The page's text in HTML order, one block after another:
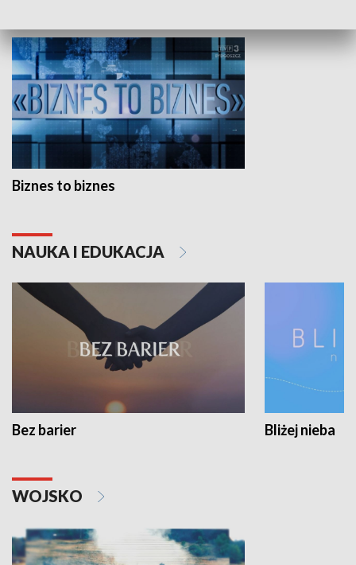
Biznes to biznes
NAUKA I EDUKACJA
Bez barier Bliżej nieba
WOJSKO